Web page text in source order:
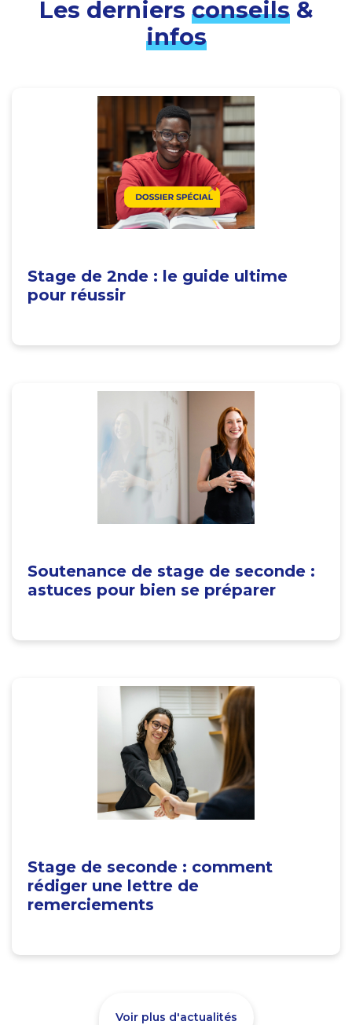
Les derniers conseils&
infos
Stage de 2nde : le guide ultime
pour réussir
Soutenance de stage de seconde :
astuces pour bien se préparer
Stage de seconde : comment
rédiger une lettre de
remerciements
Voir plus d'actualités